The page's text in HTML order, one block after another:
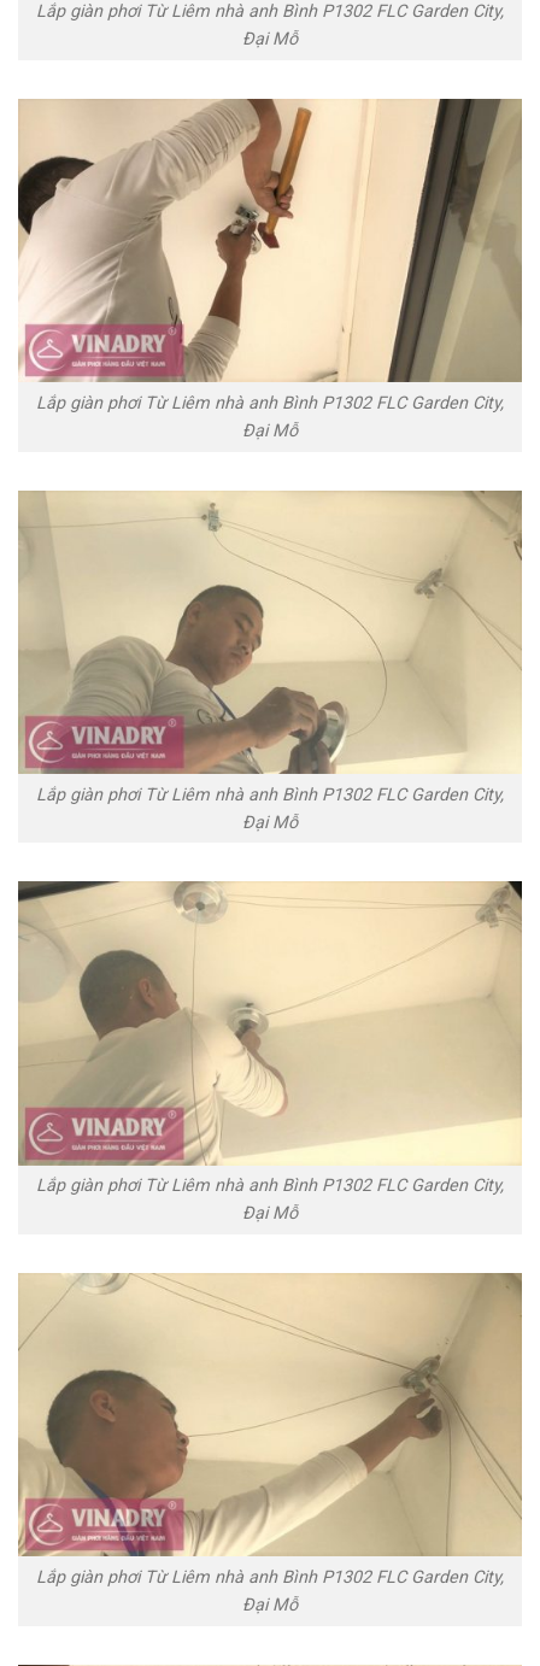
Lắp giàn phơi Từ Liêm nhà anh Bình P1302 FLC Garden City,
Đại Mỗ
Lắp giàn phơi Từ Liêm nhà anh Bình P1302 FLC Garden City,
Đại Mỗ
Lắp giàn phơi Từ Liêm nhà anh Bình P1302 FLC Garden City,
Đại Mỗ
Lắp giàn phơi Từ Liêm nhà anh Bình P1302 FLC Garden City,
Đại Mỗ
Lắp giàn phơi Từ Liêm nhà anh Bình P1302 FLC Garden City,
Đại Mỗ